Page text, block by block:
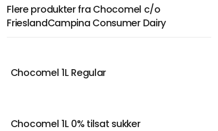
Flere produkter fra Chocomel c/o
FrieslandCampina Consumer Dairy
Chocomel 1L Regular
Chocomel 1L 0% tilsat sukker